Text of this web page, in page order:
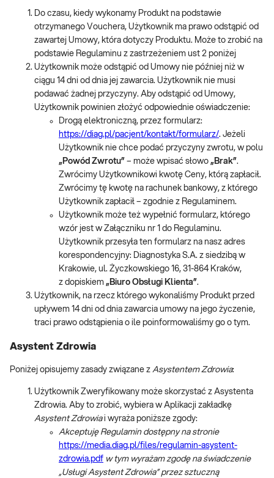
Do czasu, kiedy wykonamy Produkt na podstawie
otrzymanego Vouchera, Użytkownik ma prawo odstąpić od
zawartej Umowy, która dotyczy Produktu. Może to zrobić na
podstawie Regulaminu z zastrzeżeniem ust 2 poniżej
Użytkownik może odstąpić od Umowy nie później niż w
ciągu 14 dni od dnia jej zawarcia. Użytkownik nie musi
podawać żadnej przyczyny. Aby odstąpić od Umowy,
Użytkownik powinien złożyć odpowiednie oświadczenie:
Drogą elektroniczną, przez formularz:
https://diag.pl/pacjent/kontakt/formularz/. Jeżeli
Użytkownik nie chce podać przyczyny zwrotu, w polu
„Powód Zwrotu” – może wpisać słowo „Brak”.
Zwrócimy Użytkownikowi kwotę Ceny, którą zapłacił.
Zwrócimy tę kwotę na rachunek bankowy, z którego
Użytkownik zapłacił – zgodnie z Regulaminem.
Użytkownik może też wypełnić formularz, którego
wzór jest w Załączniku nr 1 do Regulaminu.
Użytkownik przesyła ten formularz na nasz adres
korespondencyjny: Diagnostyka S.A. z siedzibą w
Krakowie, ul. Życzkowskiego 16, 31-864 Kraków,
z dopiskiem „Biuro Obsługi Klienta”.
Użytkownik, na rzecz którego wykonaliśmy Produkt przed
upływem 14 dni od dnia zawarcia umowy na jego życzenie,
traci prawo odstąpienia o ile poinformowaliśmy go o tym.
Asystent Zdrowia
Poniżej opisujemy zasady związane z Asystentem Zdrowia:
Użytkownik Zweryfikowany może skorzystać z Asystenta
Zdrowia. Aby to zrobić, wybiera w Aplikacji zakładkę
Asystent Zdrowiai wyraża poniższe zgody:
Akceptuję Regulamin dostępny na stronie
https://media.diag.pl/files/regulamin-asystent-
zdrowia.pdf w tym wyrażam zgodę na świadczenie
„Usługi Asystent Zdrowia” przez sztuczną